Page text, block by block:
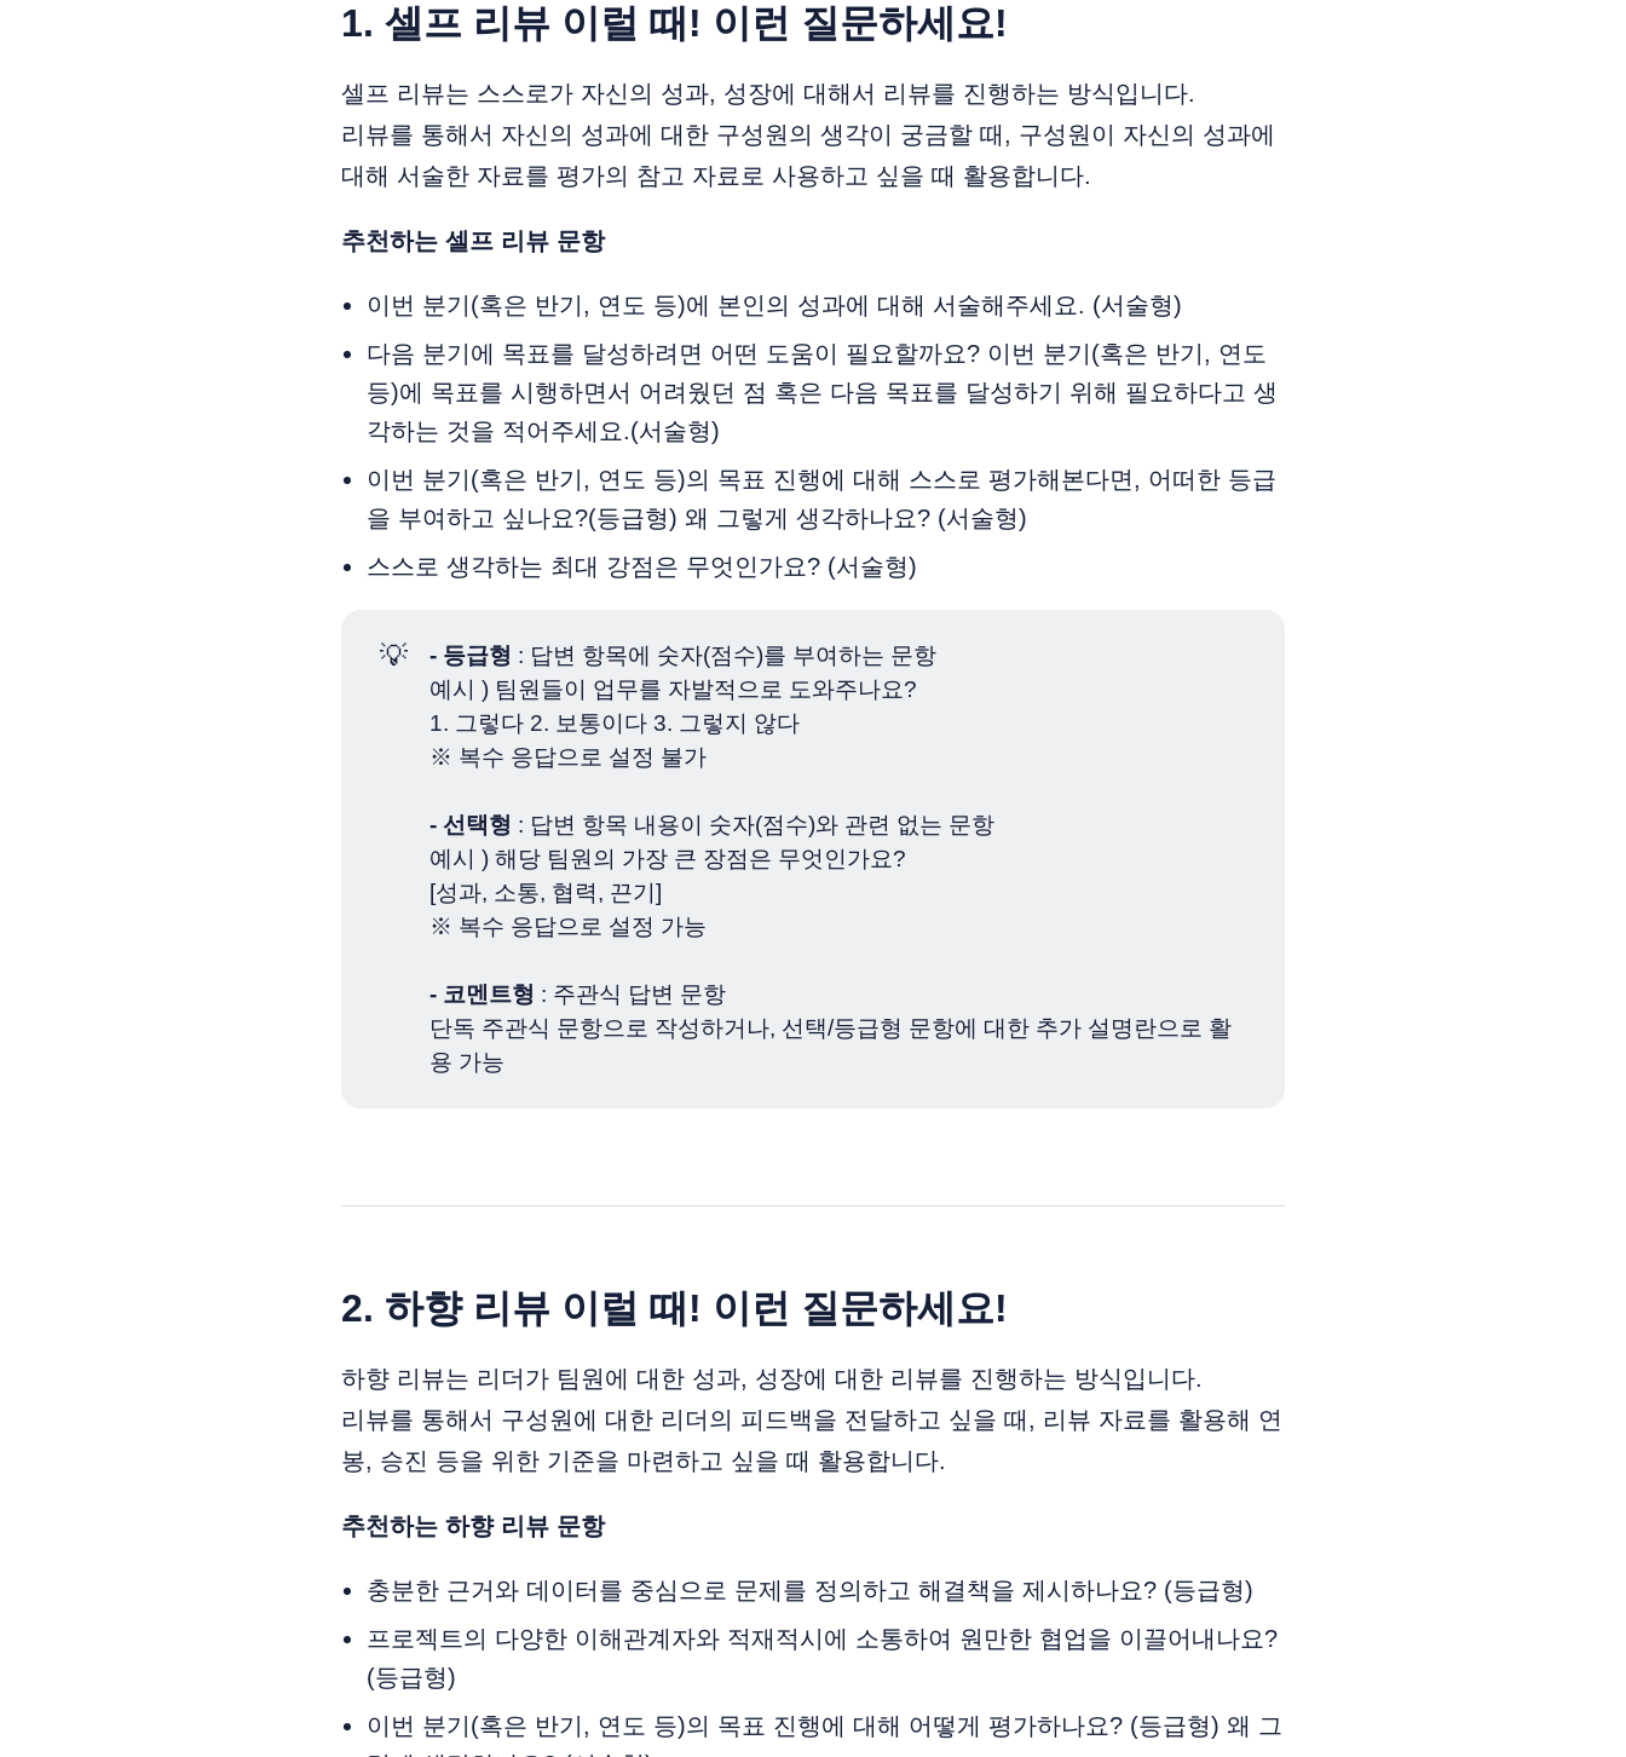
1. 셀프 리뷰 이럴 때! 이런 질문하세요!
셀프 리뷰는 스스로가 자신의 성과, 성장에 대해서 리뷰를 진행하는 방식입니다.
리뷰를 통해서 자신의 성과에 대한 구성원의 생각이 궁금할 때, 구성원이 자신의 성과에
대해 서술한 자료를 평가의 참고 자료로 사용하고 싶을 때 활용합니다.
추천하는 셀프 리뷰 문항
이번 분기(혹은 반기, 연도 등)에 본인의 성과에 대해 서술해주세요. (서술형)
다음 분기에 목표를 달성하려면 어떤 도움이 필요할까요? 이번 분기(혹은 반기, 연도
등)에 목표를 시행하면서 어려웠던 점 혹은 다음 목표를 달성하기 위해 필요하다고 생
각하는 것을 적어주세요.(서술형)
이번 분기(혹은 반기, 연도 등)의 목표 진행에 대해 스스로 평가해본다면, 어떠한 등급
을 부여하고 싶나요?(등급형) 왜 그렇게 생각하나요? (서술형)
스스로 생각하는 최대 강점은 무엇인가요? (서술형)
💡 - 등급형 : 답변 항목에 숫자(점수)를 부여하는 문항
예시 ) 팀원들이 업무를 자발적으로 도와주나요?
1. 그렇다 2. 보통이다 3. 그렇지 않다
※ 복수 응답으로 설정 불가
- 선택형 : 답변 항목 내용이 숫자(점수)와 관련 없는 문항
예시 ) 해당 팀원의 가장 큰 장점은 무엇인가요?
[성과, 소통, 협력, 끈기]
※ 복수 응답으로 설정 가능
- 코멘트형 : 주관식 답변 문항
단독 주관식 문항으로 작성하거나, 선택/등급형 문항에 대한 추가 설명란으로 활
용 가능
2. 하향 리뷰 이럴 때! 이런 질문하세요!
하향 리뷰는 리더가 팀원에 대한 성과, 성장에 대한 리뷰를 진행하는 방식입니다.
리뷰를 통해서 구성원에 대한 리더의 피드백을 전달하고 싶을 때, 리뷰 자료를 활용해 연
봉, 승진 등을 위한 기준을 마련하고 싶을 때 활용합니다.
추천하는 하향 리뷰 문항
충분한 근거와 데이터를 중심으로 문제를 정의하고 해결책을 제시하나요? (등급형)
프로젝트의 다양한 이해관계자와 적재적시에 소통하여 원만한 협업을 이끌어내나요?
(등급형)
이번 분기(혹은 반기, 연도 등)의 목표 진행에 대해 어떻게 평가하나요? (등급형) 왜 그